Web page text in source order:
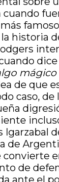
historia
mágico
de que
caso, de
Igarzabal
de
convierte
de
ante el